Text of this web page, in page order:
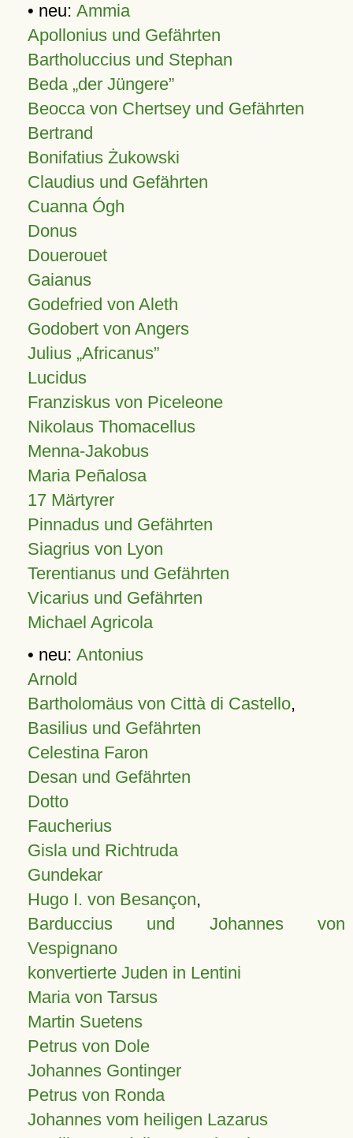
• neu: Ammia
Apollonius und Gefährten
Bartholuccius und Stephan
Beda „der Jüngere”
Beocca von Chertsey und Gefährten
Bertrand
Bonifatius Żukowski
Claudius und Gefährten
Cuanna Ógh
Donus
Douerouet
Gaianus
Godefried von Aleth
Godobert von Angers
Julius Africanus
Lucidus
Franziskus von Piceleone
Nikolaus Thomacellus
Menna-Jakobus
Maria Peñalosa
17 Märtyrer
Pinnadus und Gefährten
Siagrius von Lyon
Terentianus und Gefährten
Vicarius und Gefährten
Michael Agricola
• neu: Antonius
Arnold
Bartholomäus von Città di Castello,
Basilius und Gefährten
Celestina Faron
Desan und Gefährten
Dotto
Faucherius
Gisla und Richtruda
Gundekar
Hugo I. von Besançon,
Barduccius und Johannes von
Vespignano
konvertierte Juden in Lentini
Maria von Tarsus
Martin Suetens
Petrus von Dole
Johannes Gontinger
Petrus von Ronda
Johannes vom heiligen Lazarus